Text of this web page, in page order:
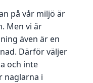
på vår miljö är
Men vi är
även är en
Därför väljer
och inte
naglarna i